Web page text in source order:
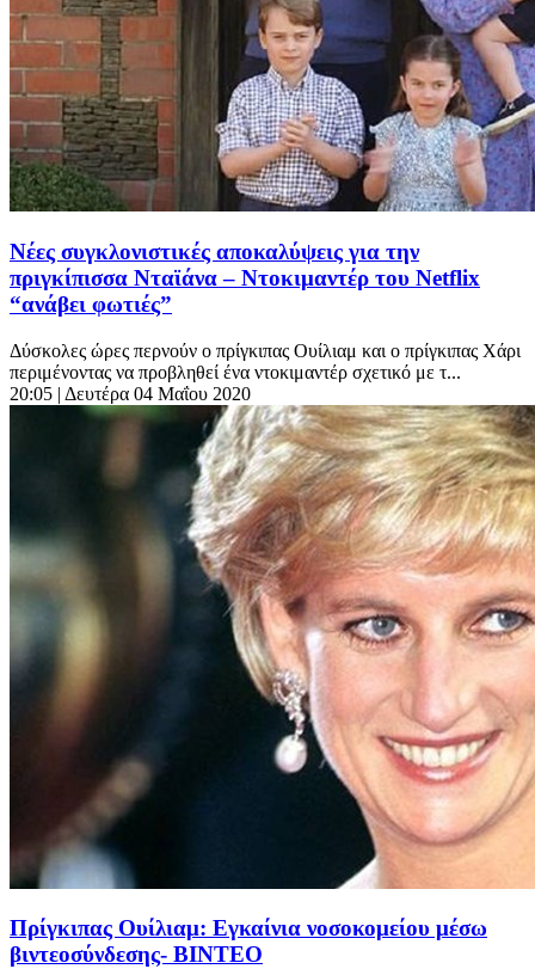
Νέες συγκλονιστικές αποκαλύψεις για την
πριγκίπισσα Νταϊάνα – Ντοκιμαντέρ του Netflix
“ανάβει φωτιές”
Δύσκολες ώρες περνούν ο πρίγκιπας Ουίλιαμ και ο πρίγκιπας Χάρι
περιμένοντας να προβληθεί ένα ντοκιμαντέρ σχετικό με τ...
20:05 | Δευτέρα 04 Μαΐου 2020
Πρίγκιπας Ουίλιαμ: Εγκαίνια νοσοκομείου μέσω
βιντεοσύνδεσης- ΒΙΝΤΕΟ